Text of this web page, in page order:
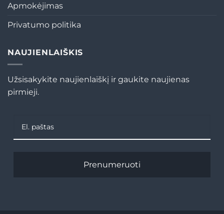
Apmokėjimas
Privatumo politika
NAUJIENLAIŠKIS
Užsisakykite naujienlaiškį ir gaukite naujienas
pirmieji.
Prenumeruoti